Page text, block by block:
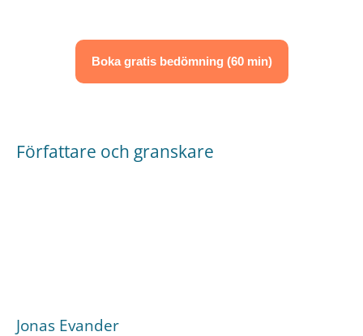
Boka gratis bedömning (60 min)
Författare och granskare
Jonas Evander